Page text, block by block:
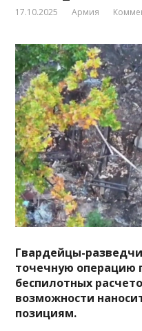
17.10.2025 Армия
Гвардейцы-
точечную операцию
беспилотных
возможности
позициям.